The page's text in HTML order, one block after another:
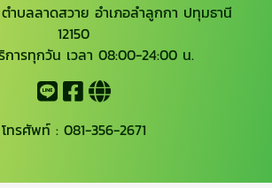
ำบลลาดสวาย อำเภอลำลูกกา ปทุมธานี
12150
การทุกวัน เวลา 08:00-24:00 น.
โทรศัพท์ : 081-356-2671